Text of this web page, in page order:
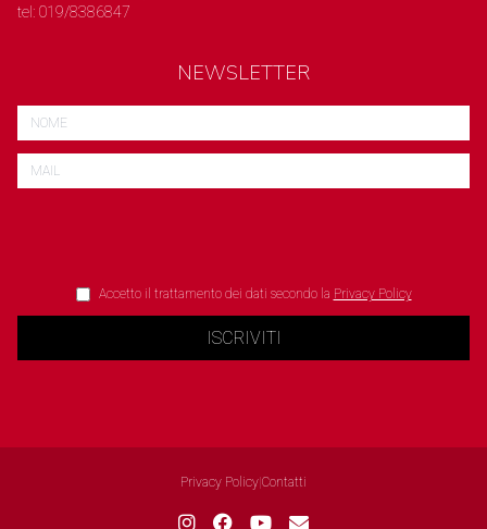
tel: 019/8386847
NEWSLETTER
Accetto il trattamento dei dati secondo la Privacy Policy
ISCRIVITI
Privacy Policy Contatti